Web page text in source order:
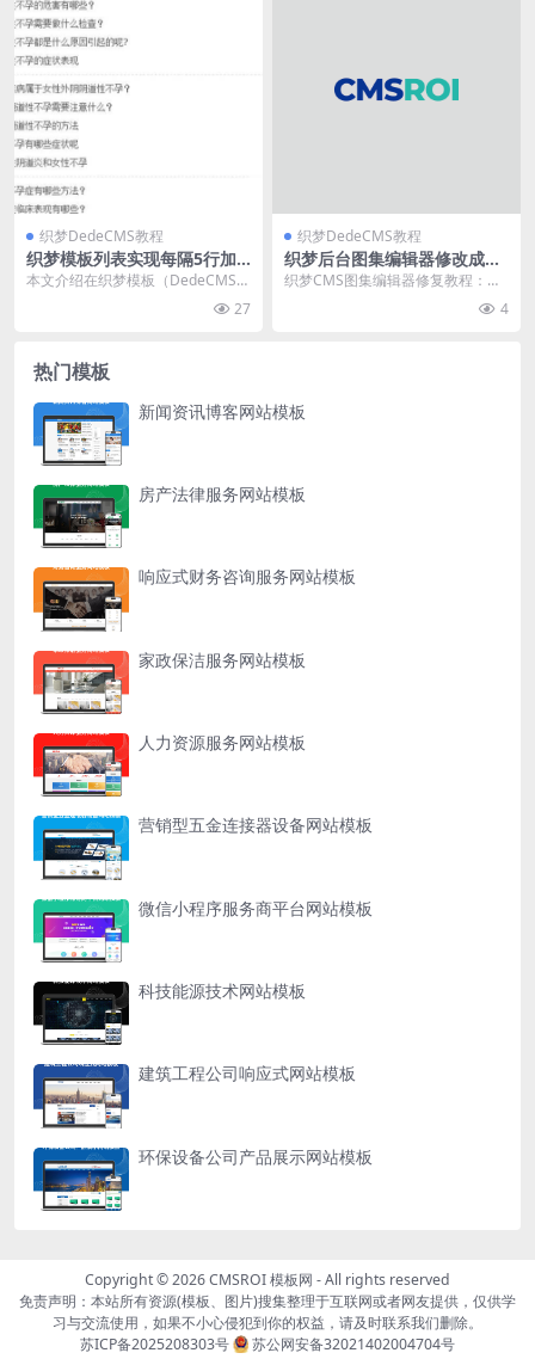
织梦DedeCMS教程
织梦模板列表实现每隔5行加
一虚线
本文介绍在织梦模板（DedeCMS）
27
织梦DedeCMS教程
织梦后台图集编辑器修改成文
章编辑器
织梦CMS图集编辑器修复教程：通
4
热门模板
新闻资讯博客网站模板
房产法律服务网站模板
响应式财务咨询服务网站模板
家政保洁服务网站模板
人力资源服务网站模板
营销型五金连接器设备网站模板
微信小程序服务商平台网站模板
科技能源技术网站模板
建筑工程公司响应式网站模板
环保设备公司产品展示网站模板
Copyright © 2026CMSROI 模板网 - All rights reserved
免责声明：本站所有资源(模板、图片)搜集整理于互联网或者网友提供，仅供学
习与交流使用，如果不小心侵犯到你的权益，请及时联系我们删除。
苏ICP备2025208303号
苏公网安备32021402004704号